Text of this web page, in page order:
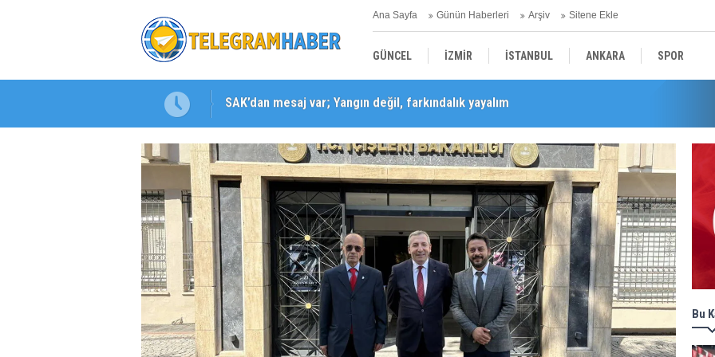
Ana Sayfa Günün Haberleri Arşiv Sitene Ekle
GÜNCEL İZMİR İSTANBUL ANKARA SPOR
YEREL SAĞLIK
SAK’dan mesaj var; Yangın değil, farkındalık yayalım
Karabağlar ‘da Gazeteci Barış Selçuk saygıyla anıldı
Bu